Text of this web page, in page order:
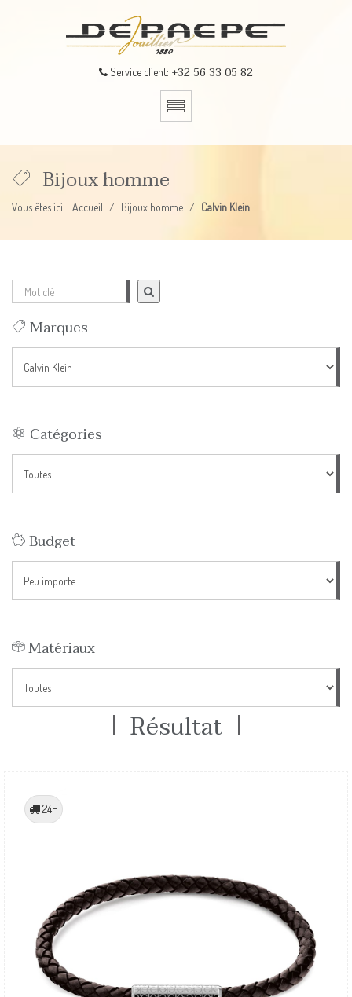
Service client: +32 56 33 05 82
Bijoux homme
Vous êtes ici : Accueil Bijoux homme Calvin Klein
Marques
Catégories
Budget
Matériaux
Résultat
24H